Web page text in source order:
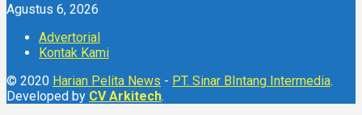
Agustus 6, 2026
Advertorial
Kontak Kami
© 2020 Harian Pelita News - PT. Sinar BIntang Intermedia.
Developed by CV Arkitech.